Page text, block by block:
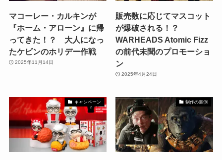
マコーレー・カルキンが
『ホーム・アローン』に帰
ってきた！？ 大人になっ
たケビンのホリデー作戦
2025年11月14日
販売数に応じてマスコット
が爆破される！？
WARHEADS Atomic Fizz
の前代未聞のプロモーショ
ン
2025年4月24日
キャンペーン 制作の裏側